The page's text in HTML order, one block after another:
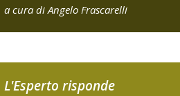
a cura di Angelo Frascarelli
L'Esperto risponde